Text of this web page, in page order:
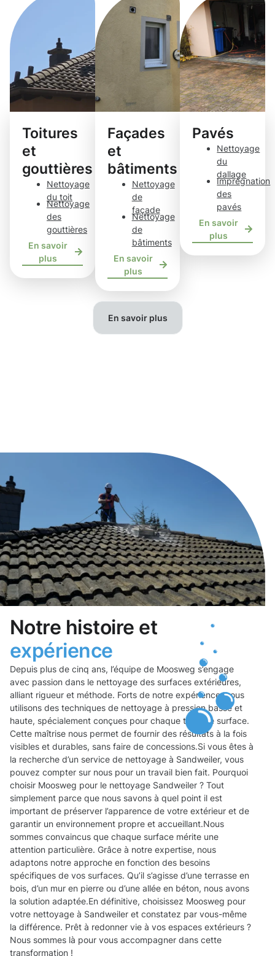
Toitures
et
gouttières
Nettoyage
du toit
Nettoyage
des
gouttières
En savoir
plus
Façades
et
bâtiments
Nettoyage
de
façade
Nettoyage
de
bâtiments
En savoir
plus
Pavés
Nettoyage
du
dallage
Imprégnation
des
pavés
En savoir
plus
En savoir plus
Notre histoire et
expérience
Depuis plus de cinq ans, l’équipe de Moosweg s’engage
avec passion dans le nettoyage des surfaces extérieures,
alliant rigueur et méthode. Forts de notre expérience, nous
utilisons des techniques de nettoyage à pression basse et
haute, spécialement conçues pour chaque type de surface.
Cette maîtrise nous permet de fournir des résultats à la fois
visibles et durables, sans faire de concessions.Si vous êtes à
la recherche d’un service de nettoyage à Sandweiler, vous
pouvez compter sur nous pour un travail bien fait. Pourquoi
choisir Moosweg pour le nettoyage Sandweiler ? Tout
simplement parce que nous savons à quel point il est
important de préserver l’apparence de votre extérieur et de
garantir un environnement propre et accueillant.Nous
sommes convaincus que chaque surface mérite une
attention particulière. Grâce à notre expertise, nous
adaptons notre approche en fonction des besoins
spécifiques de vos surfaces. Qu’il s’agisse d’une terrasse en
bois, d’un mur en pierre ou d’une allée en béton, nous avons
la solution adaptée.En définitive, choisissez Moosweg pour
votre nettoyage à Sandweiler et constatez par vous-même
la différence. Prêt à redonner vie à vos espaces extérieurs ?
Nous sommes là pour vous accompagner dans cette
transformation !